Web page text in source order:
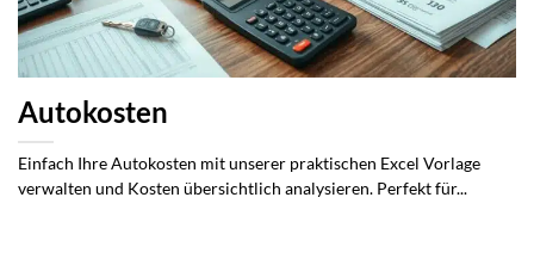
Autokosten
Einfach Ihre Autokosten mit unserer praktischen Excel Vorlage
verwalten und Kosten übersichtlich analysieren. Perfekt für...